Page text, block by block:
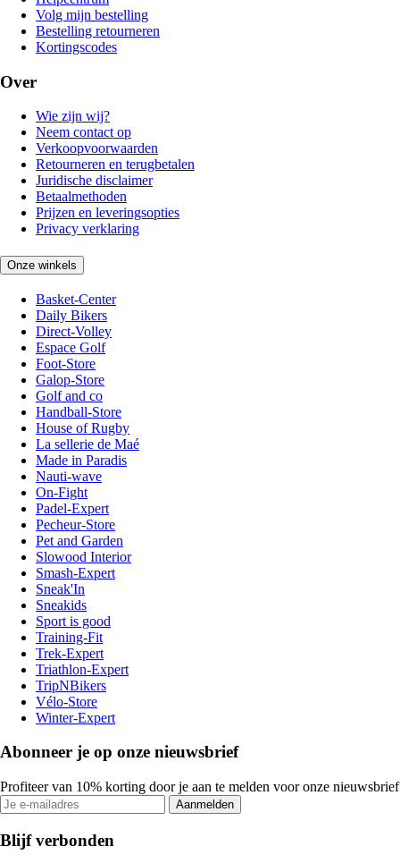
Volg mijn bestelling
Bestelling retourneren
Kortingscodes
Over
Wie zijn wij?
Neem contact op
Verkoopvoorwaarden
Retourneren en terugbetalen
Juridische disclaimer
Betaalmethoden
Prijzen en leveringsopties
Privacy verklaring
Onze winkels
Basket-Center
Daily Bikers
Direct-Volley
Espace Golf
Foot-Store
Galop-Store
Golf and co
Handball-Store
House of Rugby
La sellerie de Maé
Made in Paradis
Nauti-wave
On-Fight
Padel-Expert
Pecheur-Store
Pet and Garden
Slowood Interior
Smash-Expert
Sneak'In
Sneakids
Sport is good
Training-Fit
Trek-Expert
Triathlon-Expert
TripNBikers
Vélo-Store
Winter-Expert
Abonneer je op onze nieuwsbrief
Profiteer van 10% korting door je aan te melden voor onze nieuwsbrief
Aanmelden
Blijf verbonden